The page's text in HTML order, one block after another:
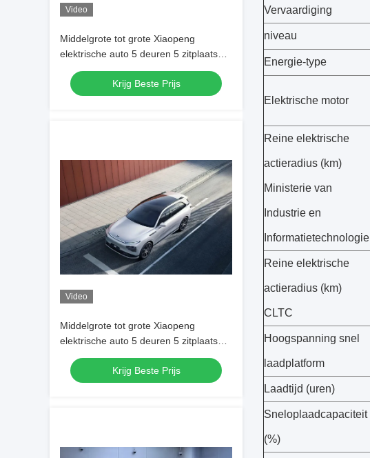
Video
Middelgrote tot grote Xiaopeng
elektrische auto 5 deuren 5 zitplaatsen
Xpeng G9 Pure Electric SUV
Krijg Beste Prijs
Video
Middelgrote tot grote Xiaopeng
elektrische auto 5 deuren 5 zitplaatsen
Xpeng G9 Pure Electric SUV
Krijg Beste Prijs
Vervaardiging
niveau
Energie-type
Elektrische motor
Reine elektrische
actieradius (km)
Ministerie van
Industrie en
Informatietechnologie
Reine elektrische
actieradius (km)
CLTC
Hoogspanning snel
laadplatform
Laadtijd (uren)
Sneloplaadcapaciteit
(%)